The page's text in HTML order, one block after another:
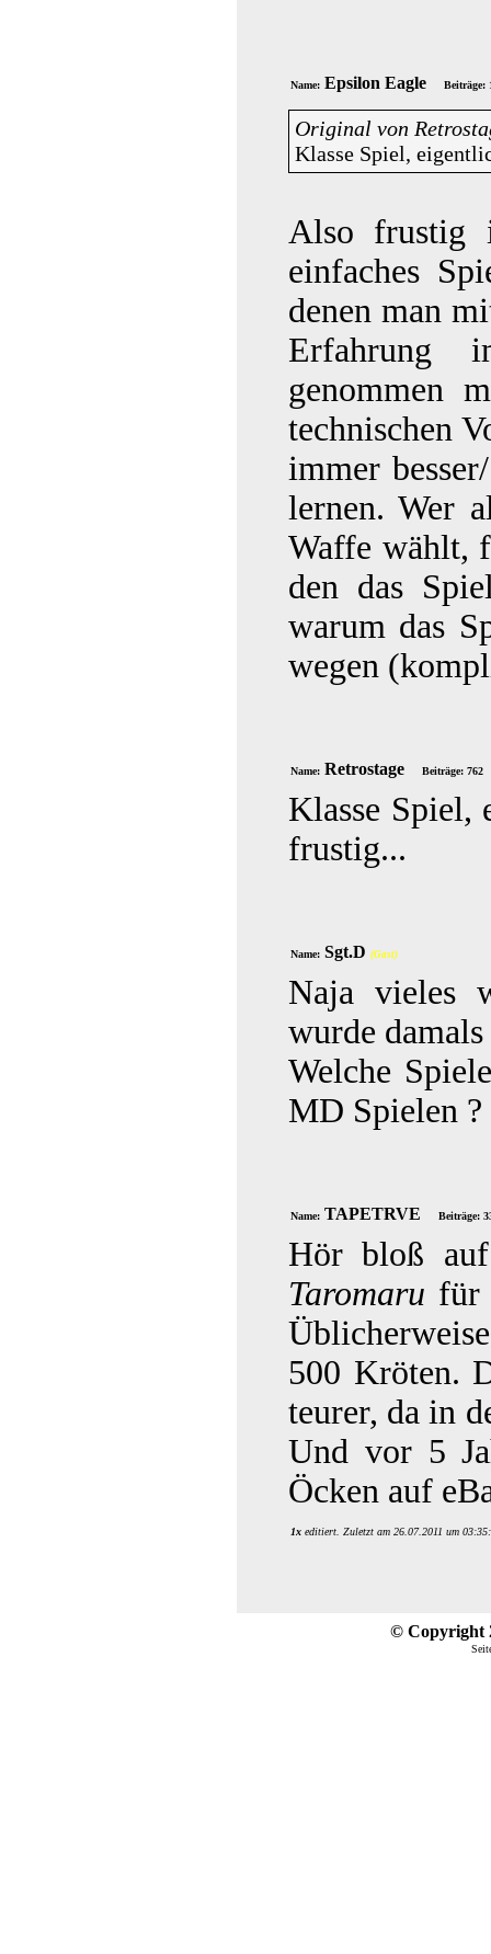
Name: Epsilon Eagle Beiträge:
Original von
Klasse Spiel,
Also frustig
einfaches
denen man
Erfahrung
genommen
technischen
immer
lernen. Wer
Waffe wählt,
den das
warum das
wegen
Name: Retrostage Beiträge: 762
Klasse Spiel,
frustig...
Name: Sgt.D (Gast)
Naja vieles
wurde
Welche
MD Spielen ?
Name: TAPETRVE Beiträge:
Hör bloß
Taromaru für
500 Kröten.
teurer, da in
Und vor 5
Öcken auf
1x editiert. Zuletzt am 26.07.2011 um
© Copyright